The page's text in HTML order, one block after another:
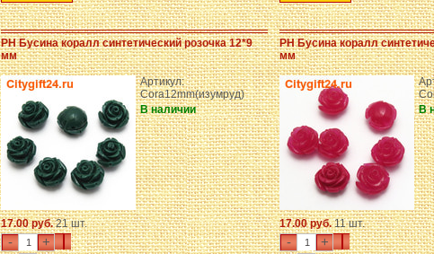
PH Бусина коралл синтетический розочка 12*9
мм
Артикул:
Cora12mm(изумруд)
В наличии
17.00 руб.21 шт.
- +
PH Бусина коралл
мм
В
17.00 руб.11 шт.
- +